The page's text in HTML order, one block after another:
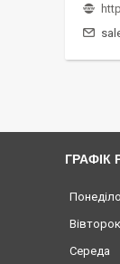
ГРАФІК
Вівторок
Середа